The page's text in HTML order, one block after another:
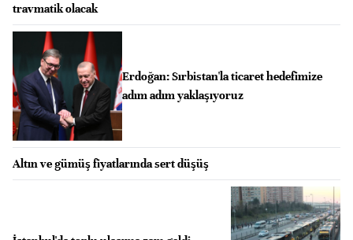
travmatik olacak
Erdoğan: Sırbistan'la ticaret hedefimize
adım adım yaklaşıyoruz
Altın ve gümüş fiyatlarında sert düşüş